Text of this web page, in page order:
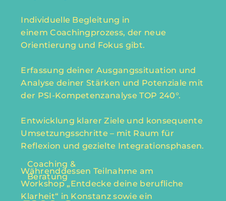
Individuelle Begleitung in
einem Coachingprozess, der neue
Orientierung und Fokus gibt.
Erfassung deiner Ausgangssituation und
Analyse deiner Stärken und Potenziale mit
der PSI-Kompetenzanalyse TOP 240°.
Entwicklung klarer Ziele und konsequente
Umsetzungsschritte – mit Raum für
Reflexion und gezielte Integrationsphasen.
Währenddessen Teilnahme am
Workshop „Entdecke deine berufliche
Klarheit“ in Konstanz sowie ein
Coaching &
Beratung